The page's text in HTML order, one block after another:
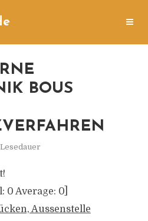
BOUS
0 Average: 0]
Aussenstelle